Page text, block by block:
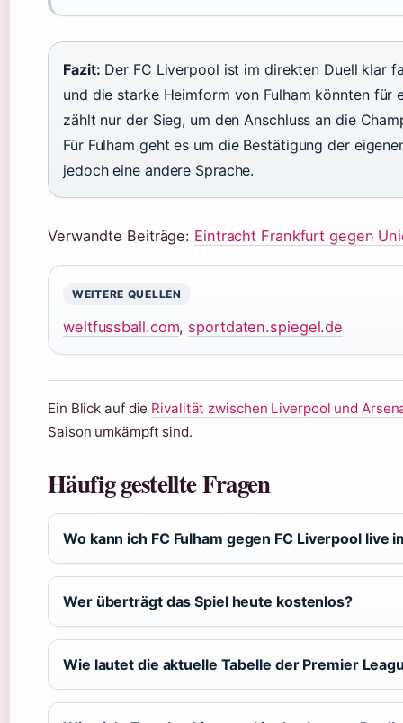
Fazit: Der FC Liverpool ist im direkten Duell klar
und die starke Heimform von Fulham könnten für
zählt nur der Sieg, um den Anschluss an die
Für Fulham geht es um die Bestätigung der
jedoch eine andere Sprache.
Verwandte Beiträge: Eintracht Frankfurt gegen
WEITERE QUELLEN
weltfussball.com, sportdaten.spiegel.de
Ein Blick auf die Rivalität zwischen Liverpool und
Saison umkämpft sind.
Häufig gestellte Fragen
Wo kann ich FC Fulham gegen FC Liverpool live
Wer überträgt das Spiel heute kostenlos?
Wie lautet die aktuelle Tabelle der Premier